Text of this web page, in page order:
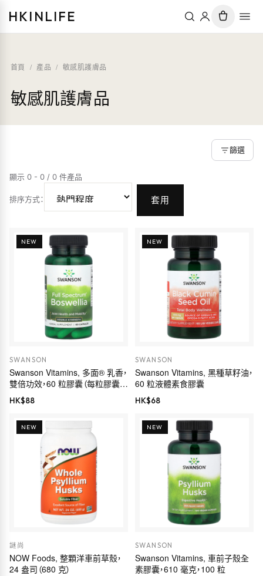
HKINLIFE
首頁 / 產品 / 敏感肌護膚品
敏感肌護膚品
篩選
顯示 0 - 0 / 0 件產品
排序方式： 套用
NEW
SWANSON
Swanson Vitamins, 多面® 乳香，
雙倍功效，60 粒膠囊（每粒膠囊
800 毫克）
HK$88
NEW
SWANSON
Swanson Vitamins, 黑種草籽油，
60 粒液體素食膠囊
HK$68
NEW
謎尚
NOW Foods, 整顆洋車前草殼，
24 盎司（680 克）
NEW
SWANSON
Swanson Vitamins, 車前子殼全
素膠囊，610 毫克，100 粒